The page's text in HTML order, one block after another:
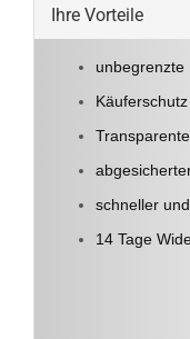
Ihre Vorteile
unbegrenzte
Käuferschutz
schneller
14 Tage